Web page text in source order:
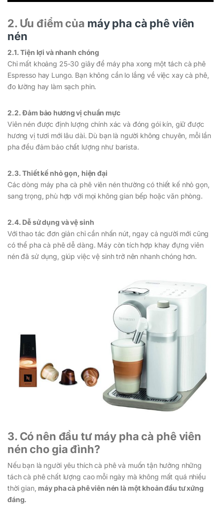
2. Ưu điểm của máy pha cà phê viên
nén
2.1. Tiện lợi và nhanh chóng
Chỉ mất khoảng 25-30 giây để máy pha xong một tách cà phê
Espresso hay Lungo. Bạn không cần lo lắng về việc xay cà phê,
đo lường hay làm sạch phin.
2.2. Đảm bảo hương vị chuẩn mực
Viên nén được định lượng chính xác và đóng gói kín, giữ được
hương vị tươi mới lâu dài. Dù bạn là người không chuyên, mỗi lần
pha đều đảm bảo chất lượng như barista.
2.3. Thiết kế nhỏ gọn, hiện đại
Các dòng máy pha cà phê viên nén thường có thiết kế nhỏ gọn,
sang trọng, phù hợp với mọi không gian bếp hoặc văn phòng.
2.4. Dễ sử dụng và vệ sinh
Với thao tác đơn giản chỉ cần nhấn nút, ngay cả người mới cũng
có thể pha cà phê dễ dàng. Máy còn tích hợp khay đựng viên
nén đã sử dụng, giúp việc vệ sinh trở nên nhanh chóng hơn.
3. Có nên đầu tư máy pha cà phê viên
nén cho gia đình?
Nếu bạn là người yêu thích cà phê và muốn tận hưởng những
tách cà phê chất lượng cao mỗi ngày mà không mất quá nhiều
thời gian, máy pha cà phê viên nén là một khoản đầu tư xứng
đáng.